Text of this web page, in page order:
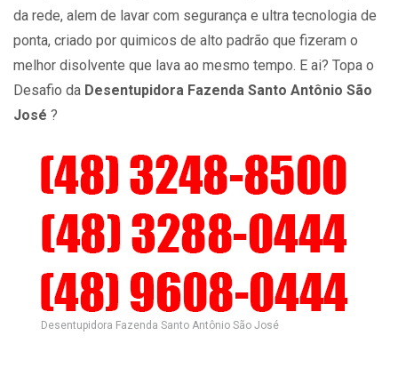
da rede, alem de lavar com segurança e ultra tecnologia de
ponta, criado por quimicos de alto padrão que fizeram o
melhor disolvente que lava ao mesmo tempo. E ai? Topa o
Desafio da Desentupidora Fazenda Santo Antônio São
José ?
Desentupidora Fazenda Santo Antônio São José